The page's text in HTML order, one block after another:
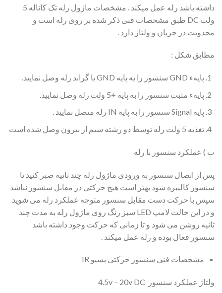
داشته باشد رله عمل میکند . مشخصات ماژول رله تک کاناله 5
ولت DC طبق مشخصات فنی ذکر شده بر روی رله است و
محدویت در جریان و ولتاژ دارد .
مطابق شکل :
پایهء GND سنسور را به پایه GND یا گراند رله وصل نمایید.
پایهء مثبت سنسور را به پایه +5 ولت رله وصل نمایید.
پایه Signal سنسور را به پایه IN رله متصل نمایید .
تغذیه 5 ولت رله توسط دو رشته سیم از بیرون وصل شده است
ب ) عملکرد سنسور با رله
پس از اتصال سنسور به ورودی ماژول رله چند ثانیه صبر کنید تا
سنسور کالیبره شود بهتر است هیچ حرکتی در مقابل سنسور نباشد
سپس با حرکت دست مقابل سنسور متوجه عملکرد رله می شوید
و در این حالت لامپ LED سبز رنگ روی ماژول رله به مدت چند
ثانیه روشن می شود و تا زمانی که حرکت وجود داشته باشد
سنسور فعال بوده و رله عمل میکند .
مشحصات فنی سنسور حرکتی پسیو IR
ولتاژ عملکرد سنسور 4.5v – 20v DC